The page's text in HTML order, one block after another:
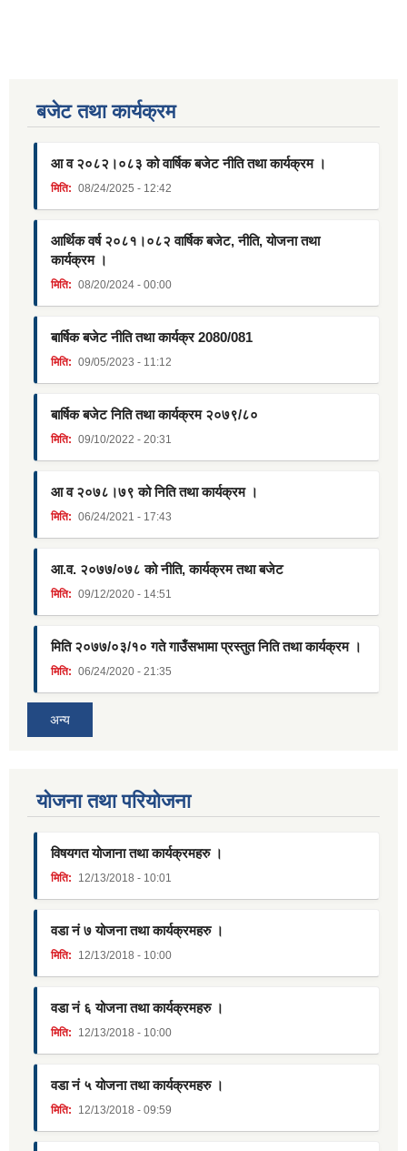
बजेट तथा कार्यक्रम
आ व २०८२।०८३ को वार्षिक बजेट नीति तथा कार्यक्रम ।
मिति: 08/24/2025 - 12:42
आर्थिक वर्ष २०८१।०८२ वार्षिक बजेट, नीति, योजना तथा
कार्यक्रम ।
मिति: 08/20/2024 - 00:00
बार्षिक बजेट नीति तथा कार्यक्र 2080/081
मिति: 09/05/2023 - 11:12
बार्षिक बजेट निति तथा कार्यक्रम २०७९/८०
मिति: 09/10/2022 - 20:31
आ व २०७८।७९ को निति तथा कार्यक्रम ।
मिति: 06/24/2021 - 17:43
आ.व. २०७७/०७८ को नीति, कार्यक्रम तथा बजेट
मिति: 09/12/2020 - 14:51
मिति २०७७/०३/१० गते गाउँसभामा प्रस्तुत निति तथा कार्यक्रम ।
मिति: 06/24/2020 - 21:35
अन्य
याेजना तथा परियाेजना
विषयगत योजाना तथा कार्यक्रमहरु ।
मिति: 12/13/2018 - 10:01
वडा नं ७ योजना तथा कार्यक्रमहरु ।
मिति: 12/13/2018 - 10:00
वडा नं ६ योजना तथा कार्यक्रमहरु ।
मिति: 12/13/2018 - 10:00
वडा नं ५ योजना तथा कार्यक्रमहरु ।
मिति: 12/13/2018 - 09:59